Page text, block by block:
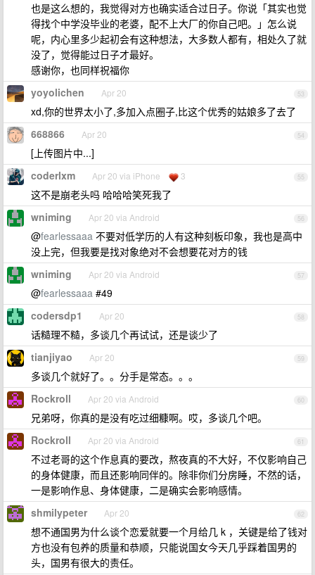
也是这么想的，我觉得对方也确实适合过日子。你说「其实也觉
得找个中学没毕业的老婆，配不上大厂的你自己吧。」怎么说
呢，内心里多少起初会有这种想法，大多数人都有，相处久了就
没了，觉得能过日子才最好。
感谢你，也同样祝福你
53
yoyolichen Apr 20
xd,你的世界太小了,多加入点圈子,比这个优秀的姑娘多了去了
54
668866 Apr 20
[上传图片中...]
55
coderlxm Apr 20 via iPhone 3
这不是崩老头吗 哈哈哈笑死我了
56
wniming Apr 20 via Android
@fearlessaaa 不要对低学历的人有这种刻板印象，我也是高中
没上完，但我要是找对象绝对不会想要花对方的钱
57
wniming Apr 20 via Android
@fearlessaaa #49
58
codersdp1 Apr 20
话糙理不糙，多谈几个再试试，还是谈少了
59
tianjiyao Apr 20
多谈几个就好了。。分手是常态。。。
60
Rockroll Apr 20 via Android
兄弟呀，你真的是没有吃过细糠啊。哎，多谈几个吧。
61
Rockroll Apr 20 via Android
不过老哥的这个作息真的要改，熬夜真的不大好，不仅影响自己
的身体健康，而且还影响同伴的。除非你们分房睡，不然的话，
一是影响作息、身体健康，二是确实会影响感情。
62
shmilypeter Apr 20
想不通国男为什么谈个恋爱就要一个月给几 k ，关键是给了钱对
方也没有包养的质量和恭顺，只能说国女今天几乎踩着国男的
头，国男有很大的责任。